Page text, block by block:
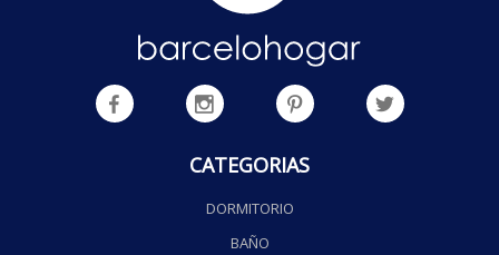
CATEGORIAS
DORMITORIO
BAÑO